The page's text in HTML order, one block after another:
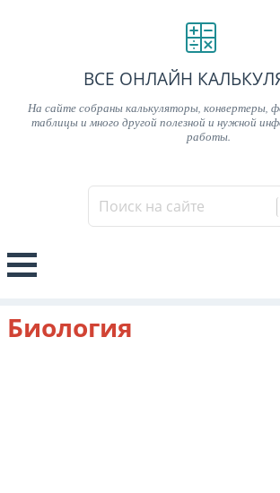
ВСЕ ОНЛАЙН
На сайте собраны калькуляторы, конвертеры,
таблицы и много другой полезной и нужной
работы.
Биология